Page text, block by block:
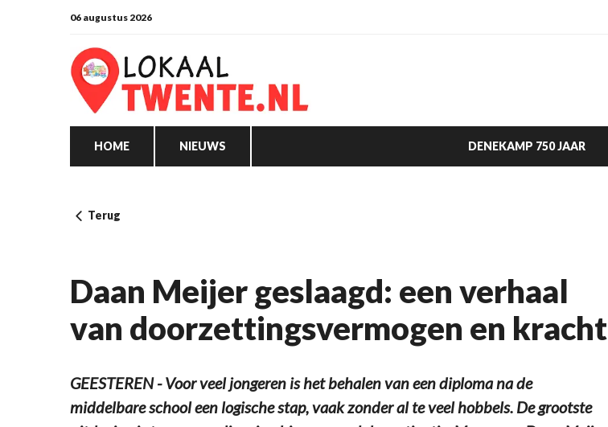
06 augustus 2026
HOME NIEUWS DENEKAMP 750 JAAR
Terug
Daan Meijer geslaagd: een verhaal
van doorzettingsvermogen en kracht
GEESTEREN - Voor veel jongeren is het behalen van een diploma na de
middelbare school een logische stap, vaak zonder al te veel hobbels. De grootste